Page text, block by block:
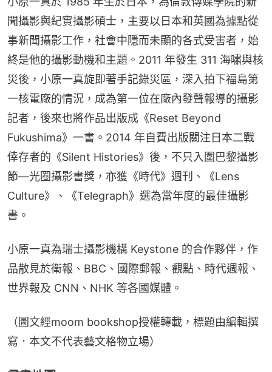
聞攝影與紀實攝影碩士，主要以日本和英國為據點從
事新聞攝影工作，社會中隱而未顯的各式受害者，始
終是他的攝影動機和主題。2011 年發生 311 海嘯與核
災後，小原一真旋即著手記錄災區，深入拍下福島第
一核電廠的情況，成為第一位在廠內發聲報導的攝影
記者，後來也將作品出版成《Reset Beyond
Fukushima》一書。2014 年自費出版關注日本二戰
倖存者的《Silent Histories》後，不只入圍巴黎攝影
節—光圈攝影書獎，亦獲《時代》週刊、《Lens
Culture》、《Telegraph》選為當年度的最佳攝影
書。
小原一真為瑞士攝影機構 Keystone 的合作夥伴，作
品散見於衛報、BBC、國際郵報、觀點、時代週報、
世界報及 CNN、NHK 等各國媒體。
（圖文經moom bookshop授權轉載，標題由編輯撰
寫．本文不代表藝文格物立場）